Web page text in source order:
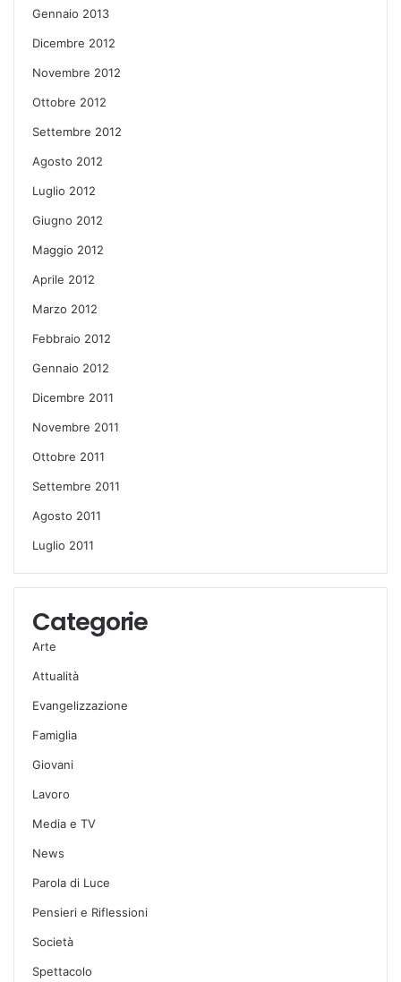
Gennaio 2013
Dicembre 2012
Novembre 2012
Ottobre 2012
Settembre 2012
Agosto 2012
Luglio 2012
Giugno 2012
Maggio 2012
Aprile 2012
Marzo 2012
Febbraio 2012
Gennaio 2012
Dicembre 2011
Novembre 2011
Ottobre 2011
Settembre 2011
Agosto 2011
Luglio 2011
Categorie
Arte
Attualità
Evangelizzazione
Famiglia
Giovani
Lavoro
Media e TV
News
Parola di Luce
Pensieri e Riflessioni
Società
Spettacolo